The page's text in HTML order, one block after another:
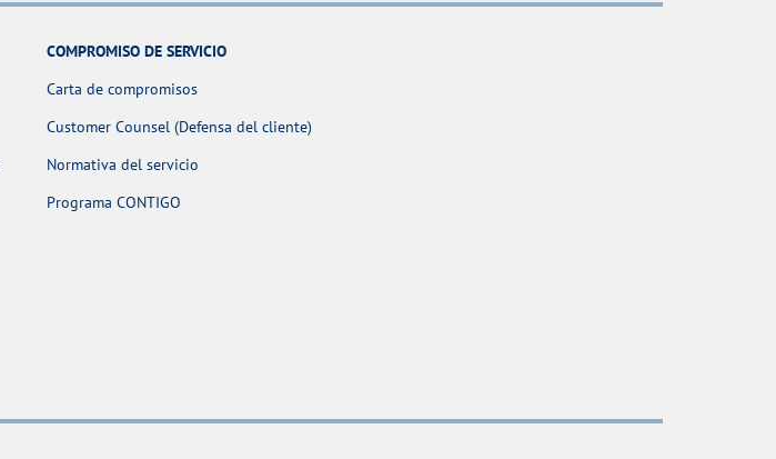
COMPROMISO DE SERVICIO
Carta de compromisos
Customer Counsel (Defensa del cliente)
Normativa del servicio
Programa CONTIGO